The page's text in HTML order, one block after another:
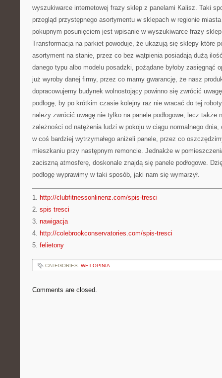
wyszukiwarce internetowej frazy sklep z panelami Kalisz. Taki
przegląd przystępnego asortymentu w sklepach w regionie
pokupnym posunięciem jest wpisanie w wyszukiwarce frazy
Transformacja na parkiet powoduje, że ukazują się sklepy które
asortyment na stanie, przez co bez wątpienia posiadają dużą
danego typu albo modelu posadzki, pożądane byłoby zasięgnąć
już wyroby danej firmy, przez co mamy gwarancję, że nasz
dopracowujemy budynek wolnostojący powinno się zwrócić
podłogę, by po krótkim czasie kolejny raz nie wracać do tej
należy zwrócić uwagę nie tylko na panele podłogowe, lecz także
zależności od natężenia ludzi w pokoju w ciągu normalnego
w coś bardziej wytrzymałego aniżeli panele, przez co
mieszkaniu przy następnym remoncie. Jednakże w
zaciszną atmosferę, doskonale znajdą się panele podłogowe.
podłogę wyprawimy w taki sposób, jaki nam się wymarzył.
1. http://clubfitnessonlinenz.com/spis-tresci
2. spis tresci
3. nawigacja
4. http://colebrookconservatories.com/spis-tresci
5. felietony
CATEGORIES: WET-OPINIA
Comments are closed.